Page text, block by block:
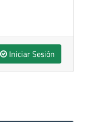
Iniciar Sesión